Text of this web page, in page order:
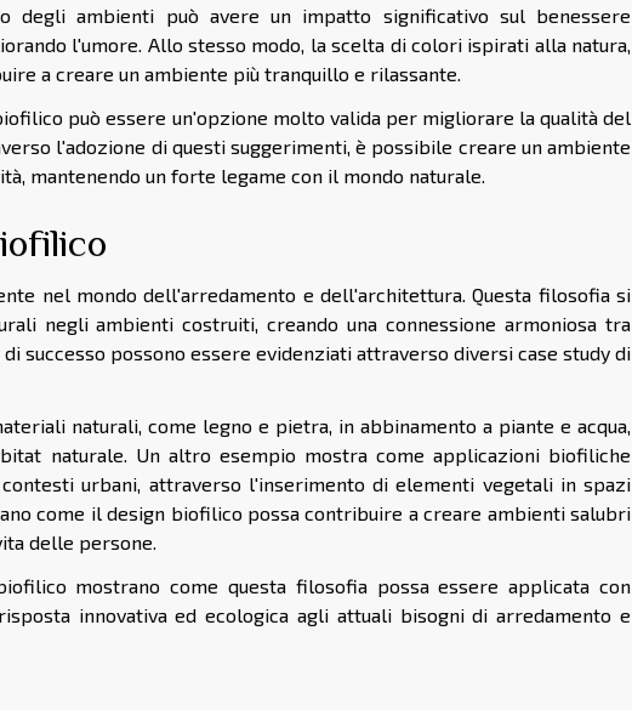
degli ambienti può avere un impatto significativo sul benessere
l'umore. Allo stesso modo, la scelta di colori ispirati alla natura,
a creare un ambiente più tranquillo e rilassante.
può essere un'opzione molto valida per migliorare la qualità del
l'adozione di questi suggerimenti, è possibile creare un ambiente
mantenendo un forte legame con il mondo naturale.
nel mondo dell'arredamento e dell'architettura. Questa filosofia si
negli ambienti costruiti, creando una connessione armoniosa tra
successo possono essere evidenziati attraverso diversi case study di
naturali, come legno e pietra, in abbinamento a piante e acqua,
naturale. Un altro esempio mostra come applicazioni biofiliche
urbani, attraverso l'inserimento di elementi vegetali in spazi
come il design biofilico possa contribuire a creare ambienti salubri
delle persone.
mostrano come questa filosofia possa essere applicata con
innovativa ed ecologica agli attuali bisogni di arredamento e